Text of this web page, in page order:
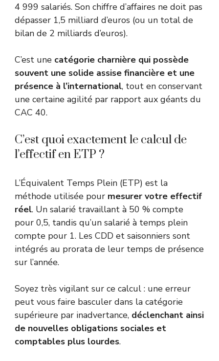
4 999 salariés. Son chiffre d’affaires ne doit pas
dépasser 1,5 milliard d’euros (ou un total de
bilan de 2 milliards d’euros).
C’est une catégorie charnière qui possède
souvent une solide assise financière et une
présence à l’international, tout en conservant
une certaine agilité par rapport aux géants du
CAC 40.
C’est quoi exactement le calcul de
l’effectif en ETP ?
L’Équivalent Temps Plein (ETP) est la
méthode utilisée pour mesurer votre effectif
réel. Un salarié travaillant à 50 % compte
pour 0,5, tandis qu’un salarié à temps plein
compte pour 1. Les CDD et saisonniers sont
intégrés au prorata de leur temps de présence
sur l’année.
Soyez très vigilant sur ce calcul : une erreur
peut vous faire basculer dans la catégorie
supérieure par inadvertance, déclenchant ainsi
de nouvelles obligations sociales et
comptables plus lourdes.